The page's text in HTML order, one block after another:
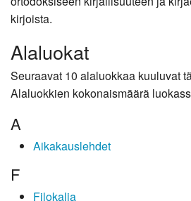
kirjoista.
Alaluokat
Seuraavat 10 alaluokkaa kuuluvat
Alaluokkien kokonaismäärä
A
Aikakauslehdet
F
Filokalia